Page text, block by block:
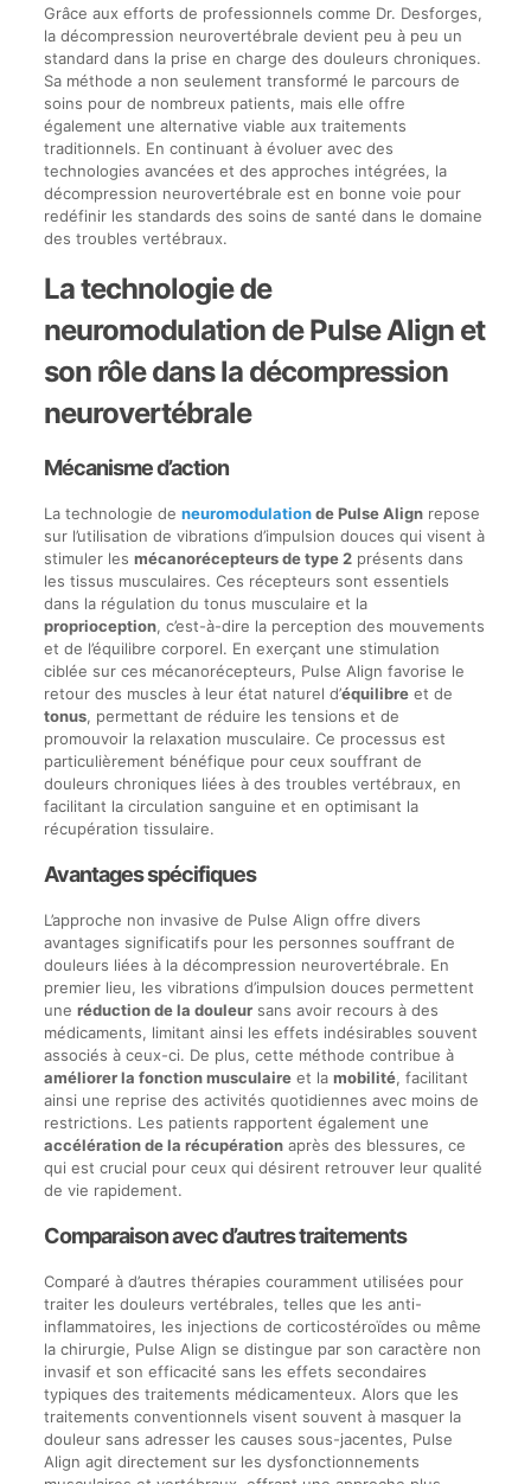
Grâce aux efforts de professionnels comme Dr. Desforges,
la décompression neurovertébrale devient peu à peu un
standard dans la prise en charge des douleurs chroniques.
Sa méthode a non seulement transformé le parcours de
soins pour de nombreux patients, mais elle offre
également une alternative viable aux traitements
traditionnels. En continuant à évoluer avec des
technologies avancées et des approches intégrées, la
décompression neurovertébrale est en bonne voie pour
redéfinir les standards des soins de santé dans le domaine
des troubles vertébraux.
La technologie de
neuromodulation de Pulse Align et
son rôle dans la décompression
neurovertébrale
Mécanisme d’action
La technologie de neuromodulationde Pulse Alignrepose
sur l’utilisation de vibrations d’impulsion douces qui visent à
stimuler les mécanorécepteurs de type 2présents dans
les tissus musculaires. Ces récepteurs sont essentiels
dans la régulation du tonus musculaire et la
proprioception, c’est-à-dire la perception des mouvements
et de l’équilibre corporel. En exerçant une stimulation
ciblée sur ces mécanorécepteurs, Pulse Align favorise le
retour des muscles à leur état naturel d’équilibreet de
tonus, permettant de réduire les tensions et de
promouvoir la relaxation musculaire. Ce processus est
particulièrement bénéfique pour ceux souffrant de
douleurs chroniques liées à des troubles vertébraux, en
facilitant la circulation sanguine et en optimisant la
récupération tissulaire.
Avantages spécifiques
L’approche non invasive de Pulse Align offre divers
avantages significatifs pour les personnes souffrant de
douleurs liées à la décompression neurovertébrale. En
premier lieu, les vibrations d’impulsion douces permettent
une réduction de la douleursans avoir recours à des
médicaments, limitant ainsi les effets indésirables souvent
associés à ceux-ci. De plus, cette méthode contribue à
améliorer la fonction musculaireet la mobilité, facilitant
ainsi une reprise des activités quotidiennes avec moins de
restrictions. Les patients rapportent également une
accélération de la récupérationaprès des blessures, ce
qui est crucial pour ceux qui désirent retrouver leur qualité
de vie rapidement.
Comparaison avec d’autres traitements
Comparé à d’autres thérapies couramment utilisées pour
traiter les douleurs vertébrales, telles que les anti-
inflammatoires, les injections de corticostéroïdes ou même
la chirurgie, Pulse Align se distingue par son caractère non
invasif et son efficacité sans les effets secondaires
typiques des traitements médicamenteux. Alors que les
traitements conventionnels visent souvent à masquer la
douleur sans adresser les causes sous-jacentes, Pulse
Align agit directement sur les dysfonctionnements